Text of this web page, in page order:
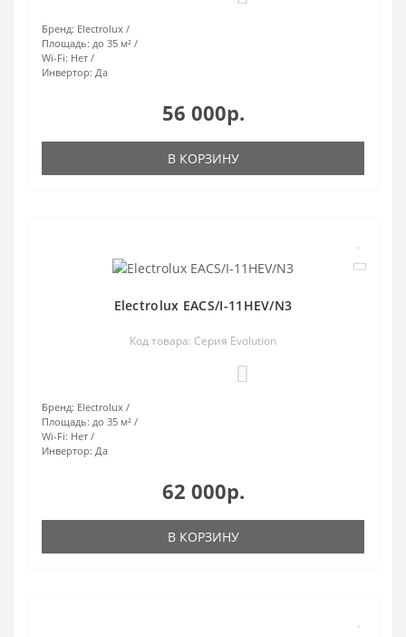
Бренд: Electrolux
Площадь: до 35 м²
Wi-Fi: Нет
Инвертор: Да
56 000р.
В КОРЗИНУ
Electrolux EACS/I-11HEV/N3
Код товара: Серия Evolution
Бренд: Electrolux
Площадь: до 35 м²
Wi-Fi: Нет
Инвертор: Да
62 000р.
В КОРЗИНУ